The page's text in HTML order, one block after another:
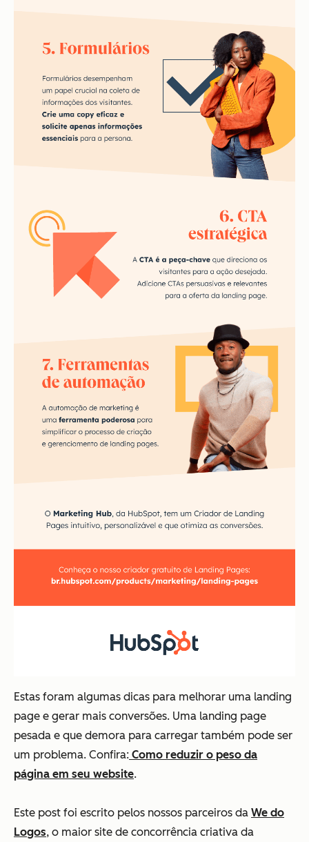
Estas foram algumas dicas para melhorar uma landing
page e gerar mais conversões. Uma landing page
pesada e que demora para carregar também pode ser
um problema. Confira: Como reduzir o peso da
página em seu website.
Este post foi escrito pelos nossos parceiros da We do
Logos, o maior site de concorrência criativa da